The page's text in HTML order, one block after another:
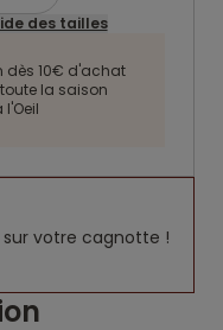
des tailles
dès 10€ d'achat
la saison
votre cagnotte !